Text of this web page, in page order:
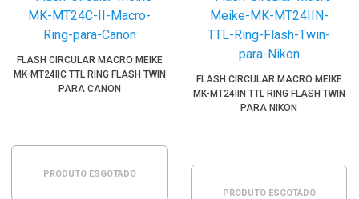
FLASH CIRCULAR MACRO MEIKE
MK-MT24IIC TTL RING FLASH TWIN
PARA CANON
PRODUTO ESGOTADO
FLASH CIRCULAR MACRO MEIKE
MK-MT24IIN TTL RING FLASH TWIN
PARA NIKON
PRODUTO ESGOTADO